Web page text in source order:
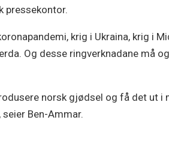
pressekontor.
krig i Ukraina, krig i
Og desse ringverknadane må
norsk gjødsel og få det ut i
Ben-Ammar.